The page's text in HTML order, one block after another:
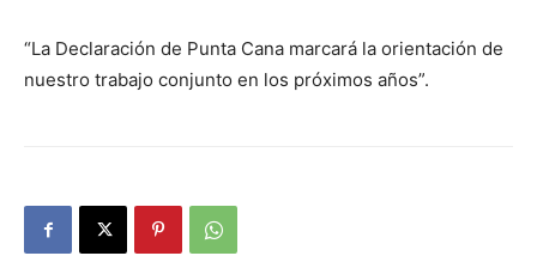
“La Declaración de Punta Cana marcará la orientación de
nuestro trabajo conjunto en los próximos años”.